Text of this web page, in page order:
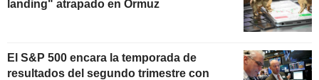
landing" atrapado en Ormuz
El S&P 500 encara la temporada de
resultados del segundo trimestre con